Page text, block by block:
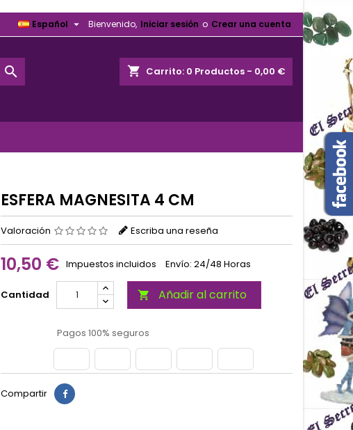
Bienvenido, Iniciar sesión o Crear una cuenta
Español 
shopping_cart Carrito: 0 Productos - 0,00 €

ESFERA MAGNESITA 4 CM
Valoración Escriba una reseña
10,50 € Impuestos incluidos Envío: 24/48 Horas
Cantidad  Añadir al carrito
Pagos 100% seguros
Compartir